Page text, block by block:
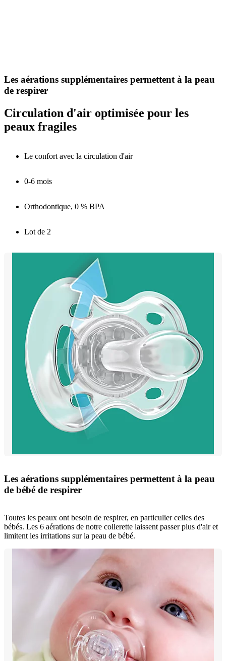
Les aérations supplémentaires permettent à la peau
de respirer
Circulation d'air optimisée pour les
peaux fragiles
Le confort avec la circulation d'air
0-6 mois
Orthodontique, 0 % BPA
Lot de 2
Les aérations supplémentaires permettent à la peau
de bébé de respirer
Toutes les peaux ont besoin de respirer, en particulier celles des
bébés. Les 6 aérations de notre collerette laissent passer plus d'air et
limitent les irritations sur la peau de bébé.